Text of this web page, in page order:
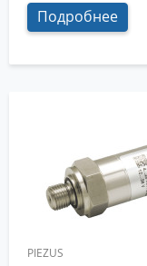
Подробнее
PIEZUS